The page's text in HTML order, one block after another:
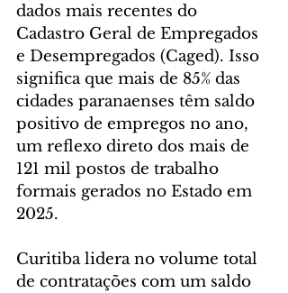
dados mais recentes do
Cadastro Geral de Empregados
e Desempregados (Caged). Isso
significa que mais de 85% das
cidades paranaenses têm saldo
positivo de empregos no ano,
um reflexo direto dos mais de
121 mil postos de trabalho
formais gerados no Estado em
2025.
Curitiba lidera no volume total
de contratações com um saldo